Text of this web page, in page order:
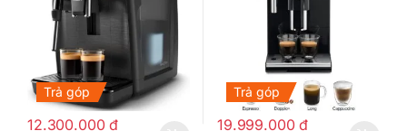
Trả góp
12.300.000₫
Trả góp
19.999.000₫